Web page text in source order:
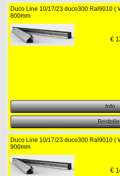
Duco Line 10/17/23 duco300 Ral9010 (
800mm
€
Duco Line 10/17/23 duco300 Ral9010 (
900mm
€